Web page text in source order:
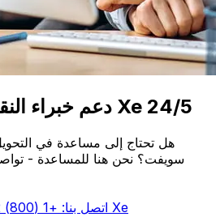
دعم خبراء النقل العالمي للخبراء Xe 24/5
هل تحتاج إلى مساعدة في
سويفت؟ نحن هنا للمساعدة -
اتصل بنا: +1 (800) 772-7779 الإرسال مع Xe